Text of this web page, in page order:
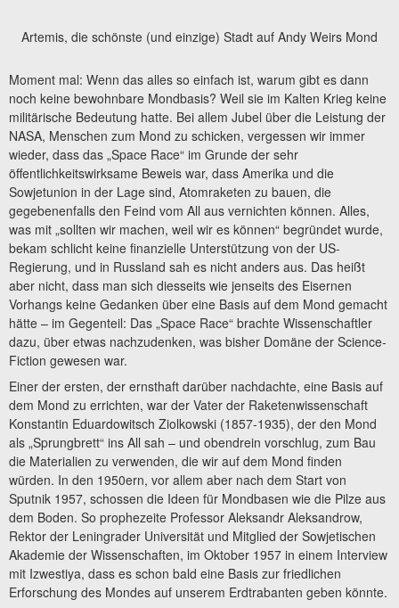
Artemis, die schönste (und einzige) Stadt auf Andy Weirs Mond
Moment mal: Wenn das alles so einfach ist, warum gibt es dann
noch keine bewohnbare Mondbasis? Weil sie im Kalten Krieg keine
militärische Bedeutung hatte. Bei allem Jubel über die Leistung der
NASA, Menschen zum Mond zu schicken, vergessen wir immer
wieder, dass das „Space Race“ im Grunde der sehr
öffentlichkeitswirksame Beweis war, dass Amerika und die
Sowjetunion in der Lage sind, Atomraketen zu bauen, die
gegebenenfalls den Feind vom All aus vernichten können. Alles,
was mit „sollten wir machen, weil wir es können“ begründet wurde,
bekam schlicht keine finanzielle Unterstützung von der US-
Regierung, und in Russland sah es nicht anders aus. Das heißt
aber nicht, dass man sich diesseits wie jenseits des Eisernen
Vorhangs keine Gedanken über eine Basis auf dem Mond gemacht
hätte – im Gegenteil: Das „Space Race“ brachte Wissenschaftler
dazu, über etwas nachzudenken, was bisher Domäne der Science-
Fiction gewesen war.
Einer der ersten, der ernsthaft darüber nachdachte, eine Basis auf
dem Mond zu errichten, war der Vater der Raketenwissenschaft
Konstantin Eduardowitsch Ziolkowski (1857-1935), der den Mond
als „Sprungbrett“ ins All sah – und obendrein vorschlug, zum Bau
die Materialien zu verwenden, die wir auf dem Mond finden
würden. In den 1950ern, vor allem aber nach dem Start von
Sputnik 1957, schossen die Ideen für Mondbasen wie die Pilze aus
dem Boden. So prophezeite Professor Aleksandr Aleksandrow,
Rektor der Leningrader Universität und Mitglied der Sowjetischen
Akademie der Wissenschaften, im Oktober 1957 in einem Interview
mit Izwestiya, dass es schon bald eine Basis zur friedlichen
Erforschung des Mondes auf unserem Erdtrabanten geben könnte.